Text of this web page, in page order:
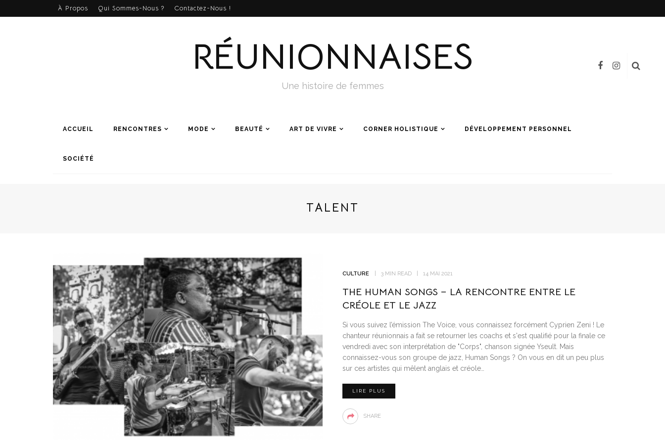
À Propos Qui Sommes-Nous ? Contactez-Nous !
RÉUNIONNAISES
Une histoire de femmes
ACCUEIL RENCONTRES MODE BEAUTÉ ART DE VIVRE CORNER HOLISTIQUE DÉVELOPPEMENT PERSONNEL
SOCIÉTÉ
TALENT
CULTURE 3 MIN READ 14 MAI 2021
THE HUMAN SONGS – LA RENCONTRE ENTRE LE
CRÉOLE ET LE JAZZ
Si vous suivez l’émission The Voice, vous connaissez forcément Cyprien Zeni ! Le
chanteur réunionnais a fait se retourner les coachs et s'est qualifié pour la finale ce
vendredi avec son interprétation de "Corps", chanson signée Yseult. Mais
connaissez-vous son groupe de jazz, Human Songs ? On vous en dit un peu plus
sur ces artistes qui mêlent anglais et créole…
LIRE PLUS
SHARE